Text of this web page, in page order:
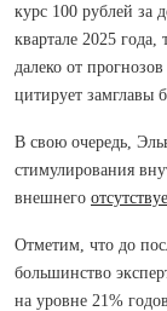
курс 100 рублей за
квартале 2025
далеко от
цитирует замглавы
В свою очередь,
стимулирования
внешнего
Отметим, что до
большинство
на уровне 21%